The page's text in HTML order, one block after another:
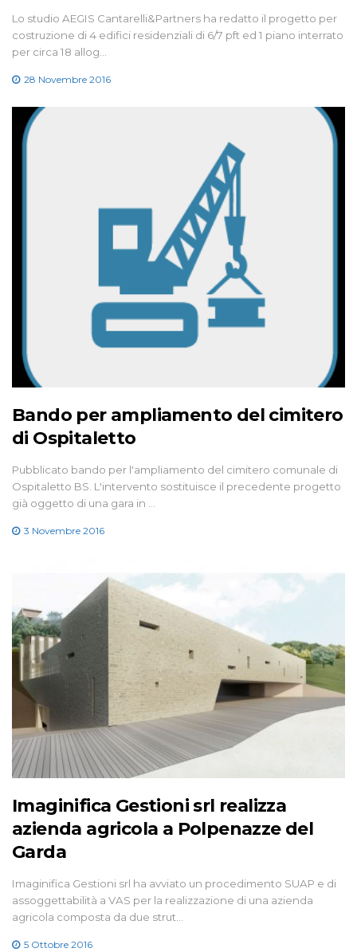
Lo studio AEGIS Cantarelli&Partners ha redatto il progetto per
costruzione di 4 edifici residenziali di 6/7 pft ed 1 piano interrato
per circa 18 allog…
28 Novembre 2016
Bando per ampliamento del cimitero
di Ospitaletto
Pubblicato bando per l'ampliamento del cimitero comunale di
Ospitaletto BS. L'intervento sostituisce il precedente progetto
già oggetto di una gara in …
3 Novembre 2016
Imaginifica Gestioni srl realizza
azienda agricola a Polpenazze del
Garda
Imaginifica Gestioni srl ha avviato un procedimento SUAP e di
assoggettabilità a VAS per la realizzazione di una azienda
agricola composta da due strut…
5 Ottobre 2016